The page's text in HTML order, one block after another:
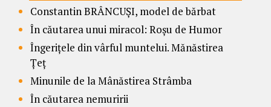
Constantin BRÂNCUȘI, model de bărbat
În căutarea unui miracol: Roșu de Humor
Îngerițele din vârful muntelui. Mănăstirea
Țeț
Minunile de la Mânăstirea Strâmba
În căutarea nemuririi